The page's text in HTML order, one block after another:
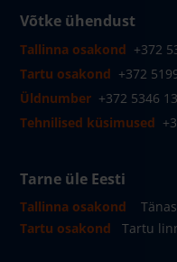
Võtke ühendust
Tallinna osakond +372
Tartu osakond +372
Üldnumber +372 5346
Tehnilised küsimused
Tarne üle Eesti
Tallinna osakond
Tartu osakond
Tartu